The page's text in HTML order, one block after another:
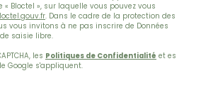
Bloctel », sur laquelle vous pouvez vous
. Dans le cadre de la protection des
vous invitons à ne pas inscrire de Données
saisie libre.
les Politiques de Confidentialité et es
Google s'appliquent.